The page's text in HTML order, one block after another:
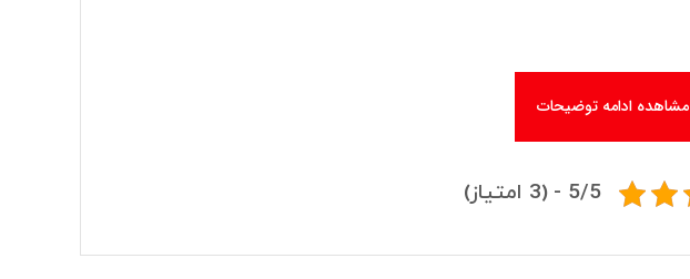
مشاهده ادامه توضیحات
5/5 - (3 امتیاز)